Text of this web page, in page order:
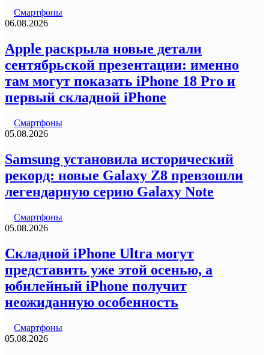
Смартфоны
06.08.2026
Apple раскрыла новые детали
сентябрьской презентации: именно
там могут показать iPhone 18 Pro и
первый складной iPhone
Смартфоны
05.08.2026
Samsung установила исторический
рекорд: новые Galaxy Z8 превзошли
легендарную серию Galaxy Note
Смартфоны
05.08.2026
Складной iPhone Ultra могут
представить уже этой осенью, а
юбилейный iPhone получит
неожиданную особенность
Смартфоны
05.08.2026